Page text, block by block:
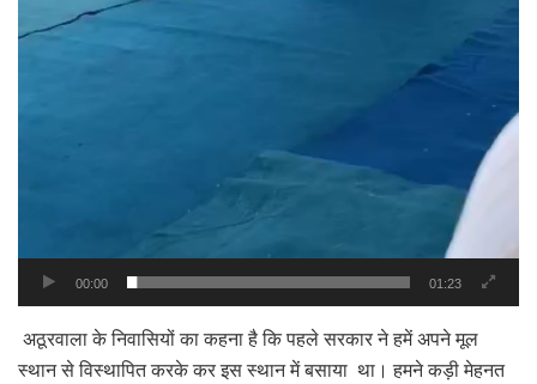
00:00 01:23
अठूरवाला के निवासियों का कहना है कि पहले सरकार ने हमें अपने मूल
स्थान से विस्थापित करके कर इस स्थान में बसाया था। हमने कड़ी मेहनत